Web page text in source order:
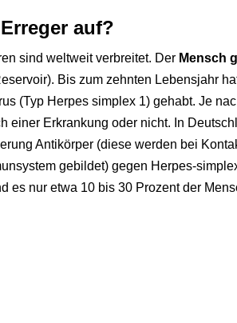
auf?
sind weltweit verbreitet. Der Mensch
Bis zum zehnten Lebensjahr
(Typ Herpes simplex 1) gehabt. Je
einer Erkrankung oder nicht. In
Antikörper (diese werden bei
gebildet) gegen Herpes-
es nur etwa 10 bis 30 Prozent der